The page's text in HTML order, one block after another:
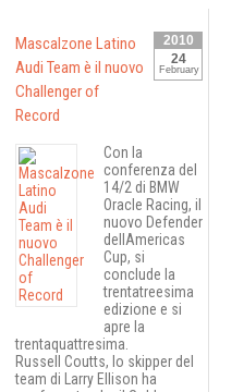
2010
24
February
Mascalzone Latino
Audi Team è il nuovo
Challenger of
Record
Con la
conferenza del
14/2 di BMW
Oracle Racing, il
nuovo Defender
dellAmericas
Cup, si
conclude la
trentatreesima
edizione e si
apre la
trentaquattresima.
Russell Coutts, lo skipper del
team di Larry Ellison ha